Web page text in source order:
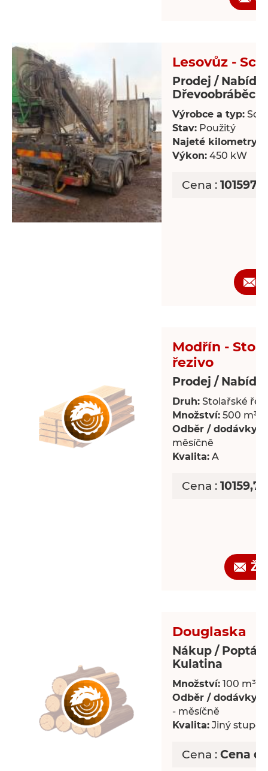
Lesovůz -
Prodej /
Dřevoobráběcí
Výrobce a typ:
Stav: Použitý
Najeté kilometry:
Výkon: 450 kW
Cena :
Modřín -
řezivo
Prodej /
Druh: Stolařské
Množství: 500 m³
Odběr / dodávky:
měsíčně
Kvalita: A
Cena :
Douglaska
Nákup /
Kulatina
Množství: 100 m³
Odběr / dodávky:
- měsíčně
Kvalita: Jiný
Cena : Cena